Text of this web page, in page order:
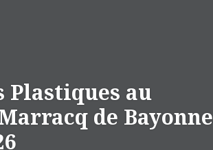
Plastiques au
de Bayonne